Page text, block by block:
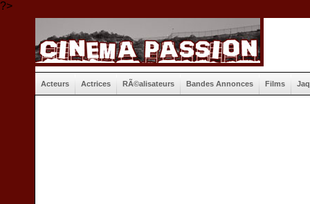
?>
Acteurs Actrices RÃ©alisateurs Bandes Annonces Films